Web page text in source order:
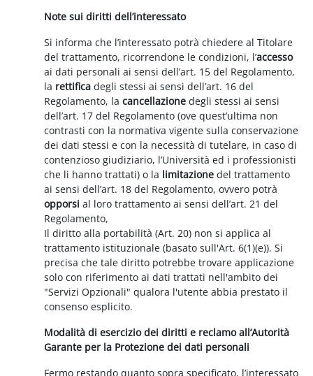
Note sui diritti dell’interessato
Si informa che l’interessato potrà chiedere al Titolare
del trattamento, ricorrendone le condizioni, l’accesso
ai dati personali ai sensi dell’art. 15 del Regolamento,
la rettificadegli stessi ai sensi dell’art. 16 del
Regolamento, lacancellazione degli stessi ai sensi
dell’art. 17 del Regolamento (ove quest’ultima non
contrasti con la normativa vigente sulla conservazione
dei dati stessi e con la necessità di tutelare, in caso di
contenzioso giudiziario, l’Università ed i professionisti
che li hanno trattati) o la limitazione del trattamento
ai sensi dell’art. 18 del Regolamento, ovvero potrà
opporsi al loro trattamento ai sensi dell’art. 21 del
Regolamento,
Il diritto alla portabilità (Art. 20) non si applica al
trattamento istituzionale (basato sull'Art. 6(1)(e)). Si
precisa che tale diritto potrebbe trovare applicazione
solo con riferimento ai dati trattati nell'ambito dei
"Servizi Opzionali" qualora l'utente abbia prestato il
consenso esplicito.
Modalità di esercizio dei diritti e reclamo all’Autorità
Garante per la Protezione dei dati personali
Fermo restando quanto sopra specificato, l’interessato